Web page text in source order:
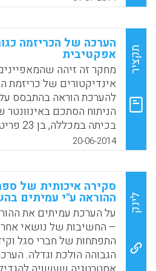
ומשמשים יותר ככלי
כתהליך מעצב ומשפיע על
בבחינת מדחום שאינו
אותו (קובי גוטרמן).
WhatsApp
X
תקציר
הערכה של הכריזמה
אפקטיבית
מחקר זה זיהה
אינדיקטורים של כריזמת
להערכת הוראה בהתבסס
הניתוח הסתכם באינוונטר
בכיתה
גורמים: ידע, תכונות אופי,
(Yun-Chen, Huang; Shu-Hui, Lin, 2014).
WhatsApp
X
20-06-2014
לינק
סקירה איכותית של
ההוראה ע"י עמיתים
על הערכת עמיתים את
– החשיבות של נושאי
התפתחות של חברי סגל
הגבוהה הולכת וגדלה.